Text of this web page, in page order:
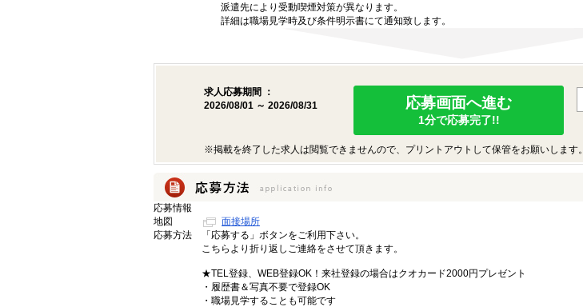
派遣先により受動喫煙対策が異なります。
詳細は職場見学時及び条件明示書にて通知致します。
求人応募期間 ：
2026/08/01 ～ 2026/08/31
応募画面へ進む
1分で応募完了!!
※掲載を終了した求人は閲覧できませんので、プリントアウトして保管をお願いします。
応募情報
地図
面接場所
応募方法
「応募する」ボタンをご利用下さい。
こちらより折り返しご連絡をさせて頂きます。
★TEL登録、WEB登録OK！来社登録の場合はクオカード2000円プレゼント
・履歴書＆写真不要で登録OK
・職場見学することも可能です